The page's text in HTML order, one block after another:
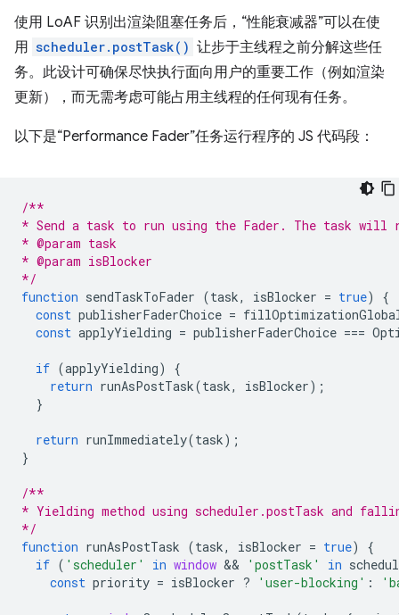
使用 LoAF 识别出渲染阻塞任务后，“性能衰减器”可以在使
用 scheduler.postTask() 让步于主线程之前分解这些任
务。此设计可确保尽快执行面向用户的重要工作（例如渲染
更新），而无需考虑可能占用主线程的任何现有任务。
以下是“Performance Fader”任务运行程序的 JS 代码段：
/**
* Send a task to run using the Fader. The task will
* @param task
* @param isBlocker
*/
function sendTaskToFader (task, isBlocker = true)
{
const publisherFaderChoice =
const applyYielding = publisherFaderChoice ===
if (applyYielding)
{
return runAsPostTask(task, isBlocker);
}
return runImmediately(task);
}
/**
* Yielding method using scheduler.postTask and
*/
function runAsPostTask (task, isBlocker = true)
{
if ( 'scheduler' in window && 'postTask' in
const priority = isBlocker ? 'user-blocking' :